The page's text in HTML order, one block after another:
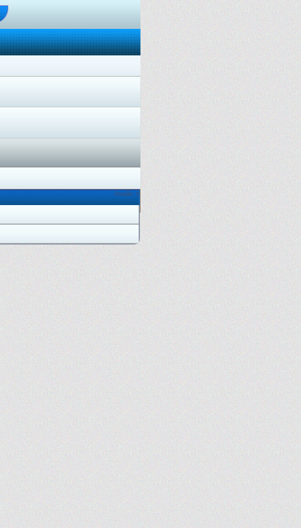
Онлайн: 0